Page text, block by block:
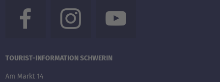
TOURIST-INFORMATION SCHWERIN
Am Markt 14